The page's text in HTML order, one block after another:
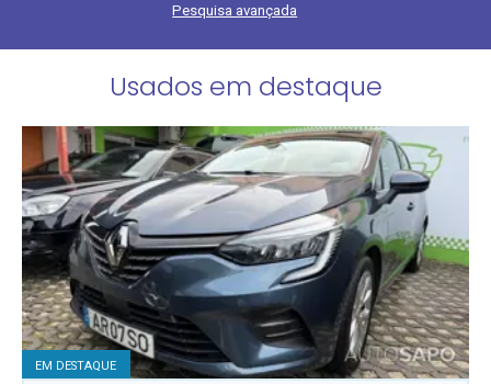
Pesquisa avançada
Usados em destaque
EM DESTAQUE